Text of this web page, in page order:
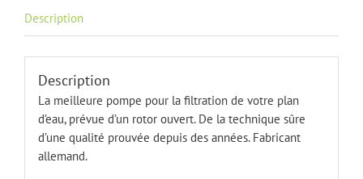
Description
Description
La meilleure pompe pour la filtration de votre plan
d’eau, prévue d’un rotor ouvert. De la technique sûre
d’une qualité prouvée depuis des années. Fabricant
allemand.